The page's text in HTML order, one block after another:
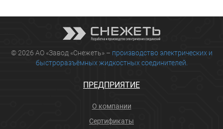
© 2026 АО «Завод «Снежеть» – производство электрических и
быстроразъёмных жидкостных соединителей.
ПРЕДПРИЯТИЕ
О компании
Сертификаты